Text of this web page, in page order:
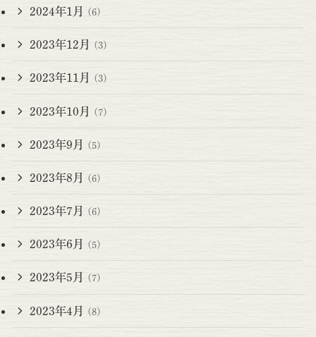
2024年1月 (6)
2023年12月 (3)
2023年11月 (3)
2023年10月 (7)
2023年9月 (5)
2023年8月 (6)
2023年7月 (6)
2023年6月 (5)
2023年5月 (7)
2023年4月 (8)